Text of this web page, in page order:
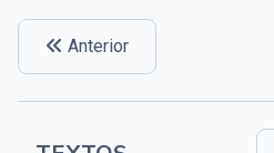
Anterior